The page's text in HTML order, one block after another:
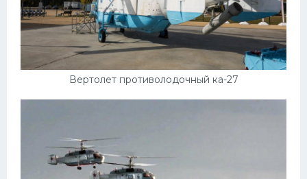
Вертолет противолодочный ка-27